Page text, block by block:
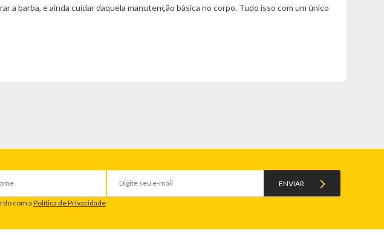
a barba, e ainda cuidar daquela manutenção básica no corpo. Tudo isso com um único
ENVIAR
com aPolítica de Privacidade